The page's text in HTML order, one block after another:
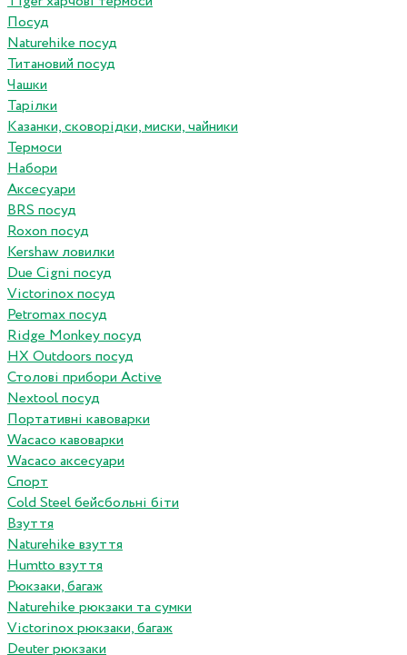
Посуд
Naturehike посуд
Титановий посуд
Чашки
Тарілки
Казанки, сковорідки, миски, чайники
Термоси
Набори
Аксесуари
BRS посуд
Roxon посуд
Kershaw ловилки
Due Cigni посуд
Victorinox посуд
Petromax посуд
Ridge Monkey посуд
HX Outdoors посуд
Столові прибори Active
Nextool посуд
Портативні кавоварки
Wacaco кавоварки
Wacaco аксесуари
Спорт
Cold Steel бейсбольні біти
Взуття
Naturehike взуття
Humtto взуття
Рюкзаки, багаж
Naturehike рюкзаки та сумки
Victorinox рюкзаки, багаж
Deuter рюкзаки